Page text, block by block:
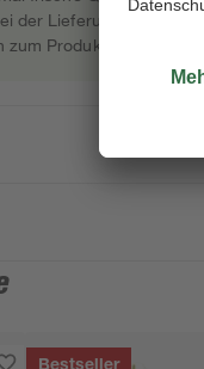
der Lieferung bitten
Produktfoto.